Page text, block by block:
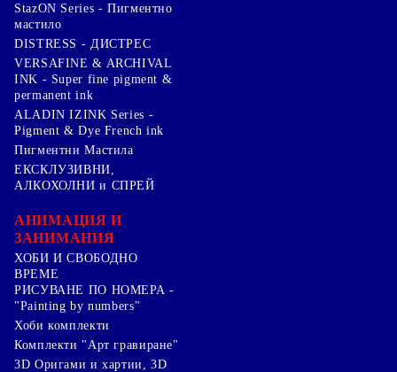
StazON Series - Пигментно
мастило
DISTRESS - ДИСТРЕС
VERSAFINE & ARCHIVAL
INK - Super fine pigment &
permanent ink
ALADIN IZINK Series -
Pigment & Dye French ink
Пигментни Мастила
ЕКСКЛУЗИВНИ,
АЛКОХОЛНИ и СПРЕЙ
АНИМАЦИЯ И
ЗАНИМАНИЯ
ХОБИ И СВОБОДНО
ВРЕМЕ
РИСУВАНЕ ПО НОМЕРА -
"Painting by numbers"
Хоби комплекти
Комплекти "Арт гравиране"
3D Оригами и хартии, 3D